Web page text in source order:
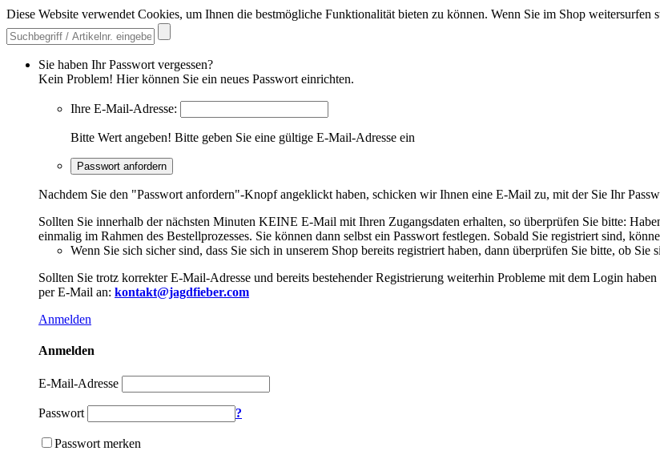
Diese Website verwendet Cookies, um Ihnen die bestmögliche Funktionalität bieten zu können. Wenn Sie im Shop weitersurfen
Sie haben Ihr Passwort vergessen?
Kein Problem! Hier können Sie ein neues Passwort einrichten.
Ihre E-Mail-Adresse:
Bitte Wert angeben! Bitte geben Sie eine gültige E-Mail-Adresse ein
Passwort anfordern
Nachdem Sie den "Passwort anfordern"-Knopf angeklickt haben, schicken wir Ihnen eine E-Mail zu, mit der Sie Ihr
Sollten Sie innerhalb der nächsten Minuten KEINE E-Mail mit Ihren Zugangsdaten erhalten, so überprüfen Sie bitte:
einmalig im Rahmen des Bestellprozesses. Sie können dann selbst ein Passwort festlegen. Sobald Sie registriert sind,
Wenn Sie sich sicher sind, dass Sie sich in unserem Shop bereits registriert haben, dann überprüfen Sie bitte, ob
Sollten Sie trotz korrekter E-Mail-Adresse und bereits bestehender Registrierung weiterhin Probleme mit dem Login
per E-Mail an: kontakt@jagdfieber.com
Anmelden
Anmelden
E-Mail-Adresse
Passwort ?
Passwort merken